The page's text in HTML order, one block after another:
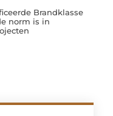
Brandklasse
norm is in